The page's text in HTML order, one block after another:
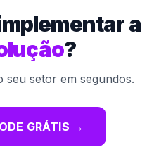
a
?
seu setor em segundos.
GRÁTIS →